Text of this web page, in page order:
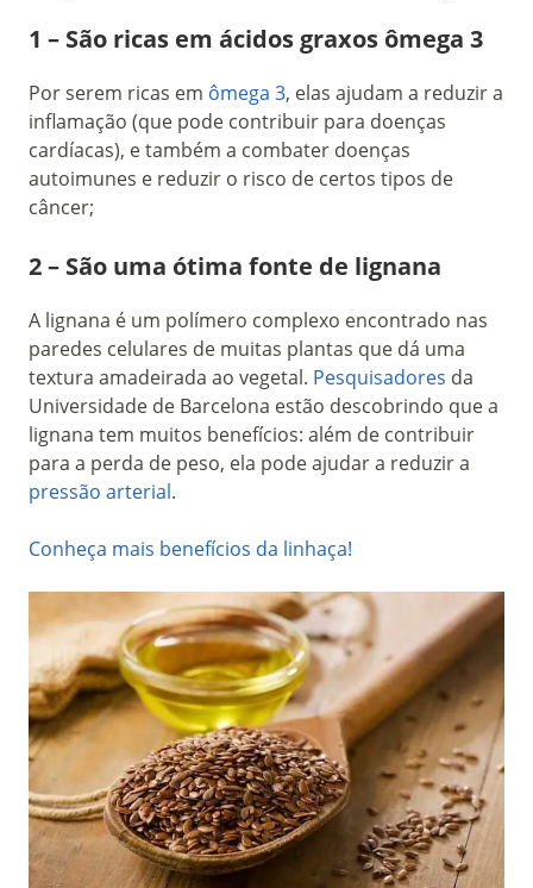
1 – São ricas em ácidos graxos ômega 3
Por serem ricas em ômega 3, elas ajudam a reduzir a
inflamação (que pode contribuir para doenças
cardíacas), e também a combater doenças
autoimunes e reduzir o risco de certos tipos de
câncer;
2 – São uma ótima fonte de lignana
A lignana é um polímero complexo encontrado nas
paredes celulares de muitas plantas que dá uma
textura amadeirada ao vegetal. Pesquisadores da
Universidade de Barcelona estão descobrindo que a
lignana tem muitos benefícios: além de contribuir
para a perda de peso, ela pode ajudar a reduzir a
pressão arterial.
Conheça mais benefícios da linhaça!